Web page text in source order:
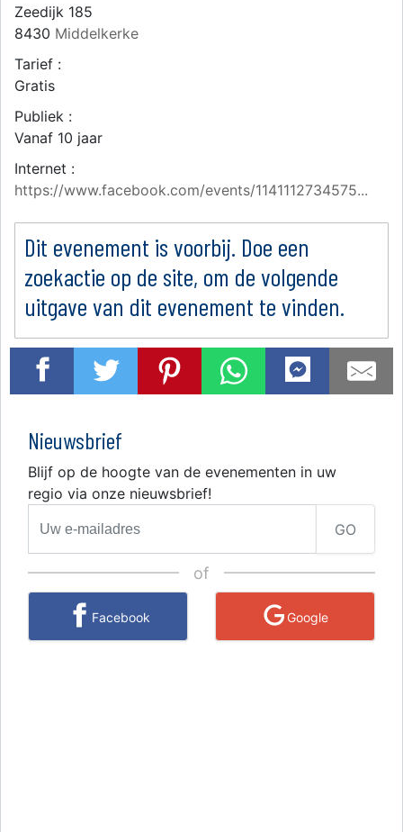
Zeedijk 185
8430 Middelkerke
Tarief :
Gratis
Publiek :
Vanaf 10 jaar
Internet :
https://www.facebook.com/events/1141112734575...
Dit evenement is voorbij. Doe een
zoekactie op de site, om de volgende
uitgave van dit evenement te vinden.
Nieuwsbrief
Blijf op de hoogte van de evenementen in uw
regio via onze nieuwsbrief!
GO
of
Facebook Google